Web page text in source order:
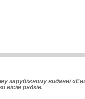
зарубіжному виданні
вісім рядків.